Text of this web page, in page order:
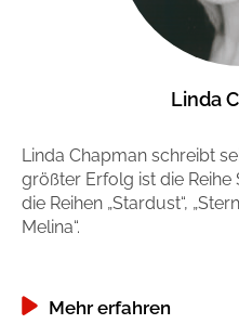
Linda
Linda Chapman schreibt
größter Erfolg ist die
die Reihen „Stardust“,
Melina“.
Mehr erfahren